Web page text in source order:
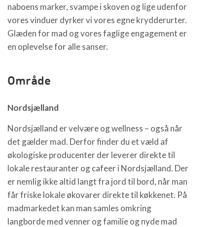
naboens marker, svampe i skoven og lige udenfor
vores vinduer dyrker vi vores egne krydderurter.
Glæden for mad og vores faglige engagement er
en oplevelse for alle sanser.
Område
Nordsjælland
Nordsjælland er velvære og wellness – også når
det gælder mad. Derfor finder du et væld af
økologiske producenter der leverer direkte til
lokale restauranter og cafeer i Nordsjælland. Der
er nemlig ikke altid langt fra jord til bord, når man
får friske lokale økovarer direkte til køkkenet. På
madmarkedet kan man samles omkring
langborde med venner og familie og nyde mad